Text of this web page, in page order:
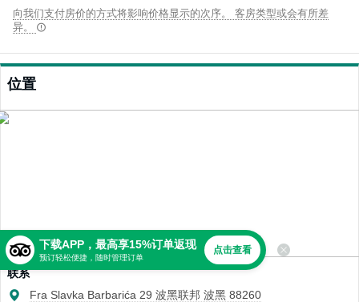
向我们支付房价的方式将影响价格显示的次序。 客房类型或会有所差
异。
位置
联系
Fra Slavka Barbarića 29 波黑联邦 波黑 88260
下载APP，最高享15%订单返现
预订轻松便捷，随时管理订单
点击查看